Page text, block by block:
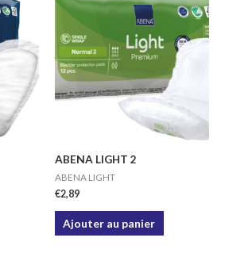
ABENA LIGHT 2
ABENA LIGHT
€2,89
Ajouter au panier